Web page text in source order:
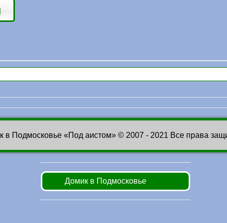
в Подмосковье «Под аистом» © 2007 - 2021 Все права
Домик в Подмосковье